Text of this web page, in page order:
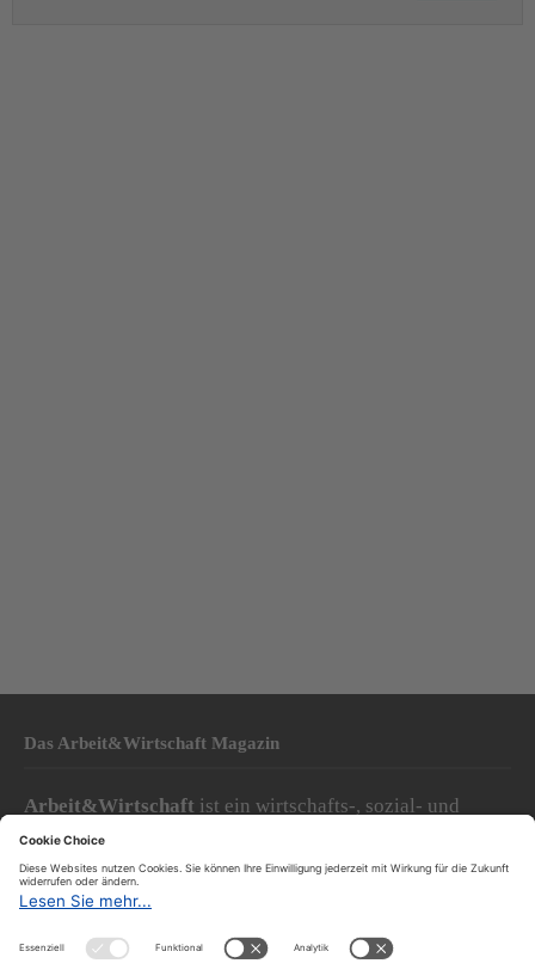
Das Arbeit&Wirtschaft Magazin
Arbeit&Wirtschaft ist ein wirtschafts-, sozial- und
gesellschaftspolitisches Magazin, das seine Themen aus
Sicht der Arbeitnehmer:innen behandelt.